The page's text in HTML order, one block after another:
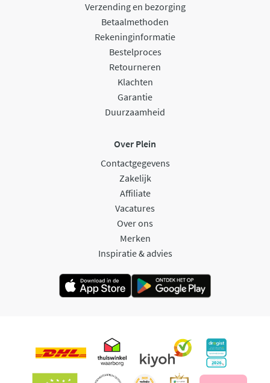
Verzending en bezorging
Betaalmethoden
Rekeninginformatie
Bestelproces
Retourneren
Klachten
Garantie
Duurzaamheid
Over Plein
Contactgegevens
Zakelijk
Affiliate
Vacatures
Over ons
Merken
Inspiratie & advies